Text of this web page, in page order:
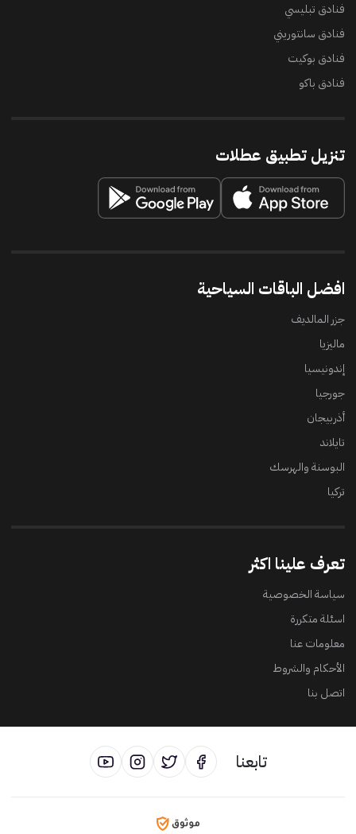
فنادق تبليسي
فنادق سانتوريني
فنادق بوكيت
فنادق باكو
تنزيل تطبيق عطلات
افضل الباقات السياحية
جزر المالديف
ماليزيا
إندونيسيا
جورجيا
أذربيجان
تايلاند
البوسنة والهرسك
تركيا
تعرف علينا اكثر
سياسة الخصوصية
اسئلة متكررة
معلومات عنا
الأحكام والشروط
اتصل بنا
تابعنا